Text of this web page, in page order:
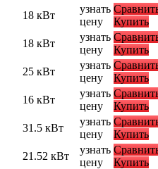
18 кВт
узнать
цену
Купить
18 кВт
узнать
цену
Купить
25 кВт
узнать
цену
Купить
16 кВт
узнать
цену
Купить
31.5 кВт
узнать
цену
Купить
21.52 кВт
узнать
цену
Купить